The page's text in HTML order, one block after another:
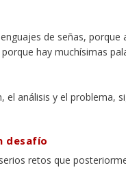
de señas,
hay muchísimas
el análisis y el problema,
desafío
retos que